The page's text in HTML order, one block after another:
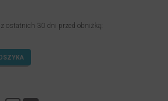
ostatnich 30 dni przed obniżką: